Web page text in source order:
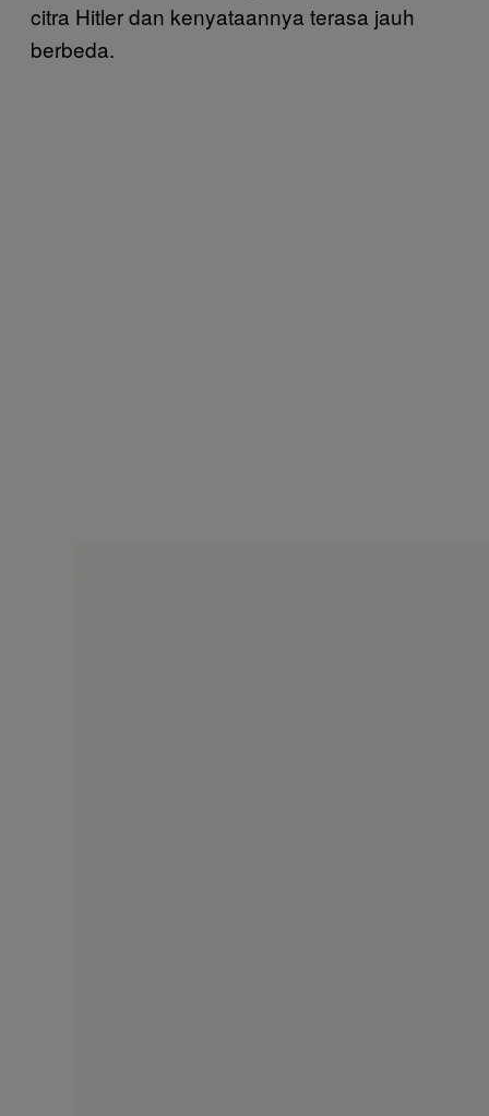
citra Hitler dan kenyataannya terasa jauh
berbeda.